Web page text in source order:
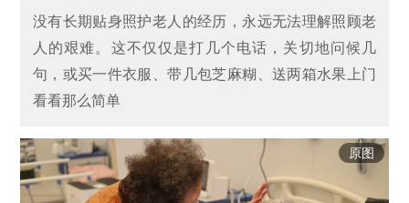
没有长期贴身照护老人的经历，永远无法理解照顾老
人的艰难。这不仅仅是打几个电话，关切地问候几
句，或买一件衣服、带几包芝麻糊、送两箱水果上门
看看那么简单
原图